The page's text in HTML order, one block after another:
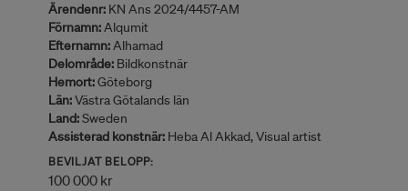
Ärendenr: KN Ans 2024/4457-AM
Förnamn:Alqumit
Efternamn:Alhamad
Delområde: Bildkonstnär
Hemort:Göteborg
Län:Västra Götalands län
Land:Sweden
Assisterad konstnär: Heba Al Akkad, Visual artist
BEVILJAT BELOPP:
100 000 kr